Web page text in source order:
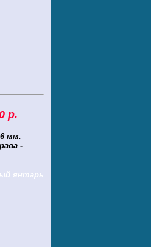
р.
мм.
-
янтарь